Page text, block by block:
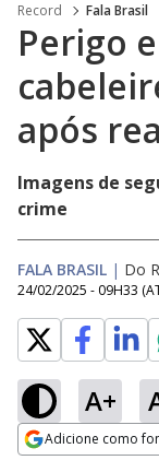
Record Fala Brasil
Perigo
após
Imagens de
crime
FALA BRASIL | Do
24/02/2025 - 09H33
A+
Adicione como
Ativar